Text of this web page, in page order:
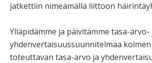
jatkettiin nimeämällä liittoon
Ylläpidämme ja päivitämme tasa-arvo-
yhdenvertaisuussuunnitelmaa
toteuttavan tasa-arvo ja